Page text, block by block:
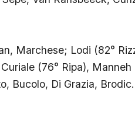
Marchese; Lodi (82°
(76° Ripa), Manneh
Bucolo, Di Grazia, Brodic.